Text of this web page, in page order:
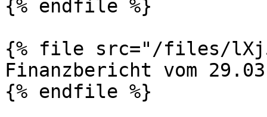
{% endfile %}
{% file src="/files/
Finanzbericht vom
{% endfile %}